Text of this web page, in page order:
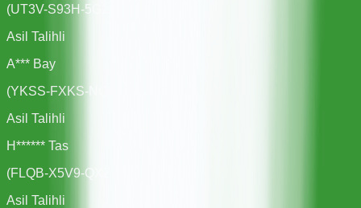
(UT3V-S93H-5G2X
Asil Talihli
A*** Bay
(YKSS-FXKS-NQHQ
Asil Talihli
H****** Tas
(FLQB-X5V9-QXZH
Asil Talihli